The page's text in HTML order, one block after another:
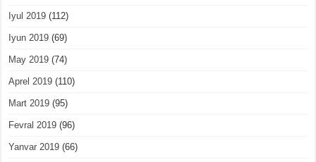
Iyul 2019 (112)
Iyun 2019 (69)
May 2019 (74)
Aprel 2019 (110)
Mart 2019 (95)
Fevral 2019 (96)
Yanvar 2019 (66)